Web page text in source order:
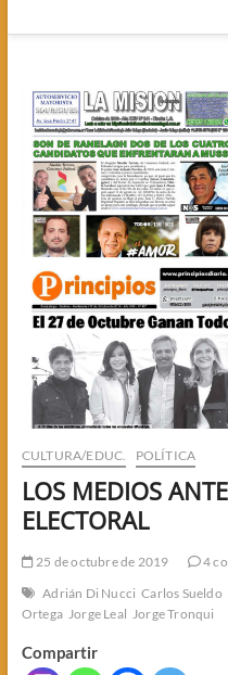
CULTURA/EDUC. POLÍTICA
LOS MEDIOS
ELECTORAL
25 de octubre de 2019
4
Adrián Di Nucci Carlos Sueldo
Ortega Jorge Leal Jorge Tronqui
Compartir